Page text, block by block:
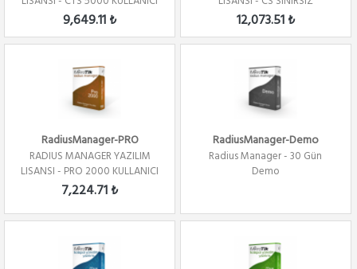
9,649.11 ₺
KULLANICI
12,073.51 ₺
RadiusManager-PRO
RADIUS MANAGER YAZILIM
LISANSI - PRO 2000 KULLANICI
7,224.71 ₺
RadiusManager-Demo
Radius Manager - 30 Gün
Demo